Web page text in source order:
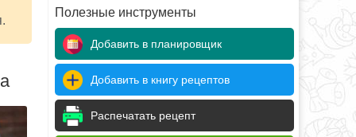
Полезные инструменты
Добавить в планировщик
Добавить в книгу рецептов
Распечатать рецепт